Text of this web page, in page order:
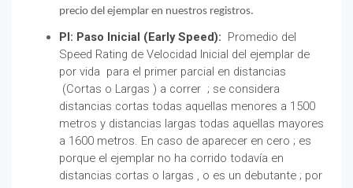
precio del ejemplar en nuestros registros.
PI: Paso Inicial (Early Speed): Promedio del
Speed Rating de Velocidad Inicial del ejemplar de
por vida para el primer parcial en distancias
(Cortas o Largas ) a correr ; se considera
distancias cortas todas aquellas menores a 1500
metros y distancias largas todas aquellas mayores
a 1600 metros. En caso de aparecer en cero ; es
porque el ejemplar no ha corrido todavía en
distancias cortas o largas , o es un debutante ; por